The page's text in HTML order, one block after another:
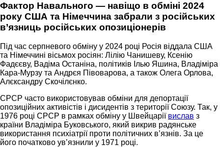
Фактор Навального — навіщо в обміні 2024
року США та Німеччина забрали з російських
в’язниць російських опозиціонерів
Під час серпневого обміну у 2024 році Росія віддала США
та Німеччині вісьмох росіян: Лілію Чанишеву, Ксенію
Фадєєву, Вадіма Останіна, політиків Ілью Яшина, Владіміра
Кара-Мурзу та Андрєя Півоварова, а також Олега Орлова,
Алєксандру Скочілєнко.
СРСР часто використовував обміни для депортації
опозиційних активістів і дисидентів з території Союзу. Так, у
1976 році СРСР в рамках обміну у Швейцарії вислав з
країни Владіміра Буковського, який викрив радянське
використання психіатрії проти політичних в’язнів. За це
його початково ув’язнили у 1971 році.